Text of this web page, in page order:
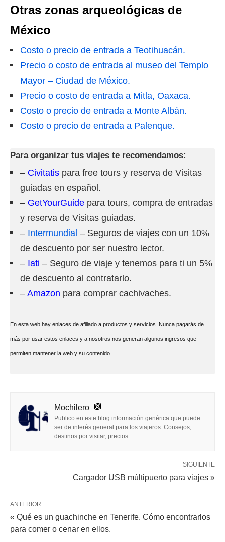
Otras zonas arqueológicas de
México
Costo o precio de entrada a Teotihuacán.
Precio o costo de entrada al museo del Templo
Mayor – Ciudad de México.
Precio o costo de entrada a Mitla, Oaxaca.
Costo o precio de entrada a Monte Albán.
Costo o precio de entrada a Palenque.
Para organizar tus viajes te recomendamos:
– Civitatis para free tours y reserva de Visitas
guiadas en español.
– GetYourGuide para tours, compra de entradas
y reserva de Visitas guiadas.
– Intermundial – Seguros de viajes con un 10%
de descuento por ser nuestro lector.
– Iati – Seguro de viaje y tenemos para ti un 5%
de descuento al contratarlo.
– Amazon para comprar cachivaches.
En esta web hay enlaces de afiliado a productos y servicios. Nunca pagarás de
más por usar estos enlaces y a nosotros nos generan algunos ingresos que
permiten mantener la web y su contenido.
Mochilero
Publico en este blog información genérica que puede
ser de interés general para los viajeros. Consejos,
destinos por visitar, precios...
SIGUIENTE
Cargador USB múltipuerto para viajes »
ANTERIOR
« Qué es un guachinche en Tenerife. Cómo encontrarlos
para comer o cenar en ellos.